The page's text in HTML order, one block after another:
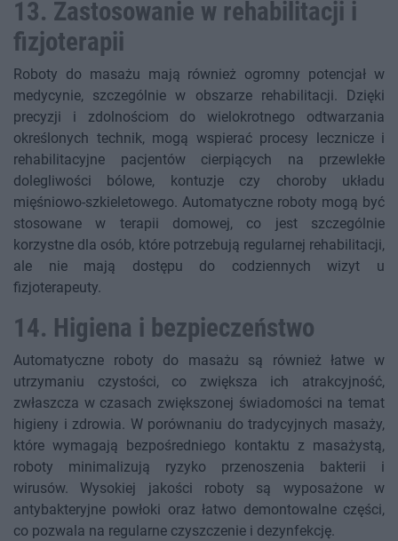
13. Zastosowanie w rehabilitacji i
fizjoterapii
Roboty do masażu mają również ogromny potencjał w
medycynie, szczególnie w obszarze rehabilitacji. Dzięki
precyzji i zdolnościom do wielokrotnego odtwarzania
określonych technik, mogą wspierać procesy lecznicze i
rehabilitacyjne pacjentów cierpiących na przewlekłe
dolegliwości bólowe, kontuzje czy choroby układu
mięśniowo-szkieletowego. Automatyczne roboty mogą być
stosowane w terapii domowej, co jest szczególnie
korzystne dla osób, które potrzebują regularnej rehabilitacji,
ale nie mają dostępu do codziennych wizyt u
fizjoterapeuty.
14. Higiena i bezpieczeństwo
Automatyczne roboty do masażu są również łatwe w
utrzymaniu czystości, co zwiększa ich atrakcyjność,
zwłaszcza w czasach zwiększonej świadomości na temat
higieny i zdrowia. W porównaniu do tradycyjnych masaży,
które wymagają bezpośredniego kontaktu z masażystą,
roboty minimalizują ryzyko przenoszenia bakterii i
wirusów. Wysokiej jakości roboty są wyposażone w
antybakteryjne powłoki oraz łatwo demontowalne części,
co pozwala na regularne czyszczenie i dezynfekcję.